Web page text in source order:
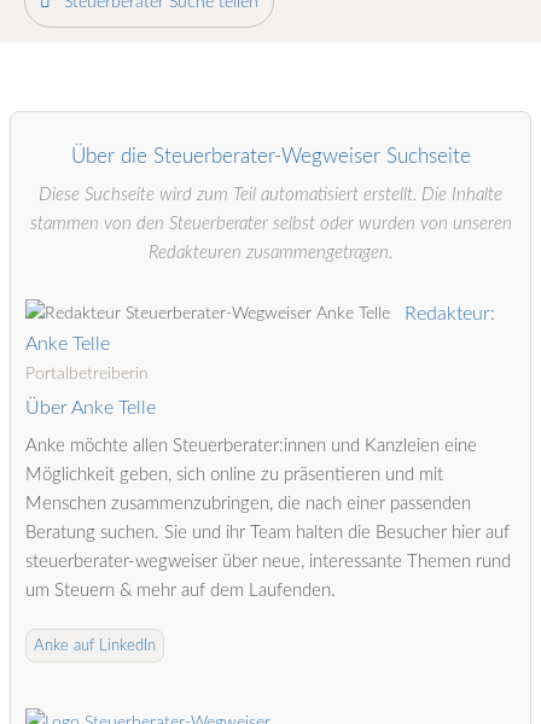
Über die Steuerberater-Wegweiser Suchseite
Diese Suchseite wird zum Teil automatisiert erstellt. Die Inhalte
stammen von den Steuerberater selbst oder wurden von unseren
Redakteuren zusammengetragen.
Redakteur:
Anke Telle
Portalbetreiberin
Über Anke Telle
Anke möchte allen Steuerberater:innen und Kanzleien eine
Möglichkeit geben, sich online zu präsentieren und mit
Menschen zusammenzubringen, die nach einer passenden
Beratung suchen. Sie und ihr Team halten die Besucher hier auf
steuerberater-wegweiser über neue, interessante Themen rund
um Steuern & mehr auf dem Laufenden.
Anke auf LinkedIn